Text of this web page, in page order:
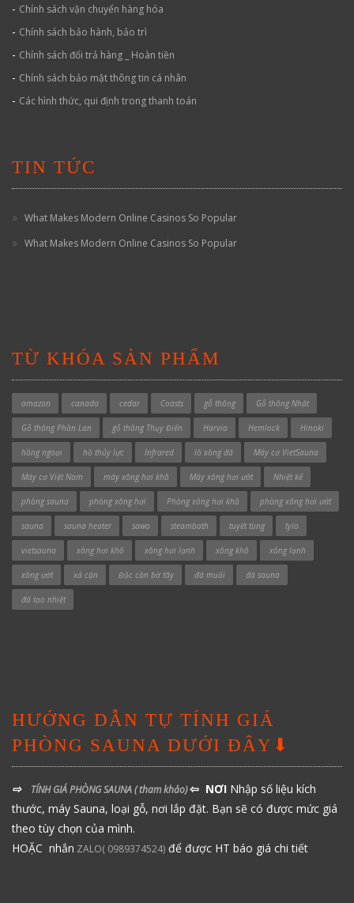
- Chính sách vận chuyển hàng hóa
- Chính sách bảo hành, bảo trì
- Chính sách đổi trả hàng _ Hoàn tiền
- Chính sách bảo mật thông tin cá nhân
- Các hình thức, qui định trong thanh toán
TIN TỨC
What Makes Modern Online Casinos So Popular
What Makes Modern Online Casinos So Popular
TỪ KHÓA SẢN PHẨM
amazon canada cedar Coasts gỗ thông Gỗ thông Nhật
Gỗ thông Phần Lan gỗ thông Thụy Điển Harvia Hemlock Hinoki
hồng ngoại hồ thủy lực Infrared lò xông đá Máy cơ VietSauna
Máy cơ Việt Nam máy xông hơi khô Máy xông hơi ướt Nhiệt kế
phòng sauna phòng xông hơi Phòng xông hơi khô phòng xông hơi ướt
sauna sauna heater sawo steambath tuyết tùng tylo
vietsauna xông hơi khô xông hơi lạnh xông khô xông lạnh
xông ướt xả cặn Độc cần bờ tây đá muối đá sauna
đá tạo nhiệt
HƯỚNG DẪN TỰ TÍNH GIÁ
PHÒNG SAUNA DƯỚI ĐÂY⬇
⇨ TÍNH GIÁ PHÒNG SAUNA( tham khảo)⇦ NƠI Nhập số liệu kích
thước, máy Sauna, loại gỗ, nơi lắp đặt. Bạn sẽ có được mức giá
theo tùy chọn của mình.
HOẶC nhắn ZALO( 0989374524) để được HT báo giá chi tiết